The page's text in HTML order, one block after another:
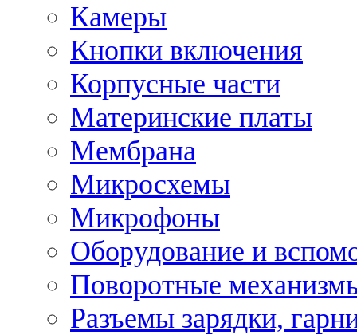
Камеры
Кнопки включения
Корпусные части
Материнские платы
Мембрана
Микросхемы
Микрофоны
Оборудование и
Поворотные
Разъемы зарядки,